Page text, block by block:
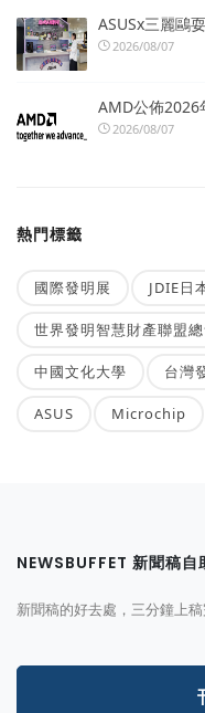
ASUSx三麗鷗
2026/08/07
AMD公佈2026
2026/08/07
熱門標籤
國際發明展 JDIE日
世界發明智慧財產聯盟
中國文化大學 台灣
ASUS Microchip
NEWSBUFFET 新聞稿自
新聞稿的好去處，三分鐘上